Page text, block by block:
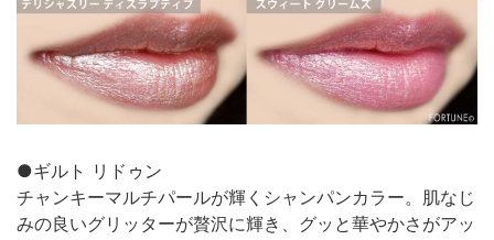
●ギルト リドゥン
チャンキーマルチパールが輝くシャンパンカラー。肌なじ
みの良いグリッターが贅沢に輝き、グッと華やかさがアッ